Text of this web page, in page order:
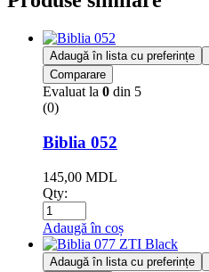
Adaugă în lista cu preferințe
Comparare
Evaluat la 0 din 5
(0)
Biblia 052
145,00 MDL
Qty:
Adaugă în coș
Adaugă în lista cu preferințe